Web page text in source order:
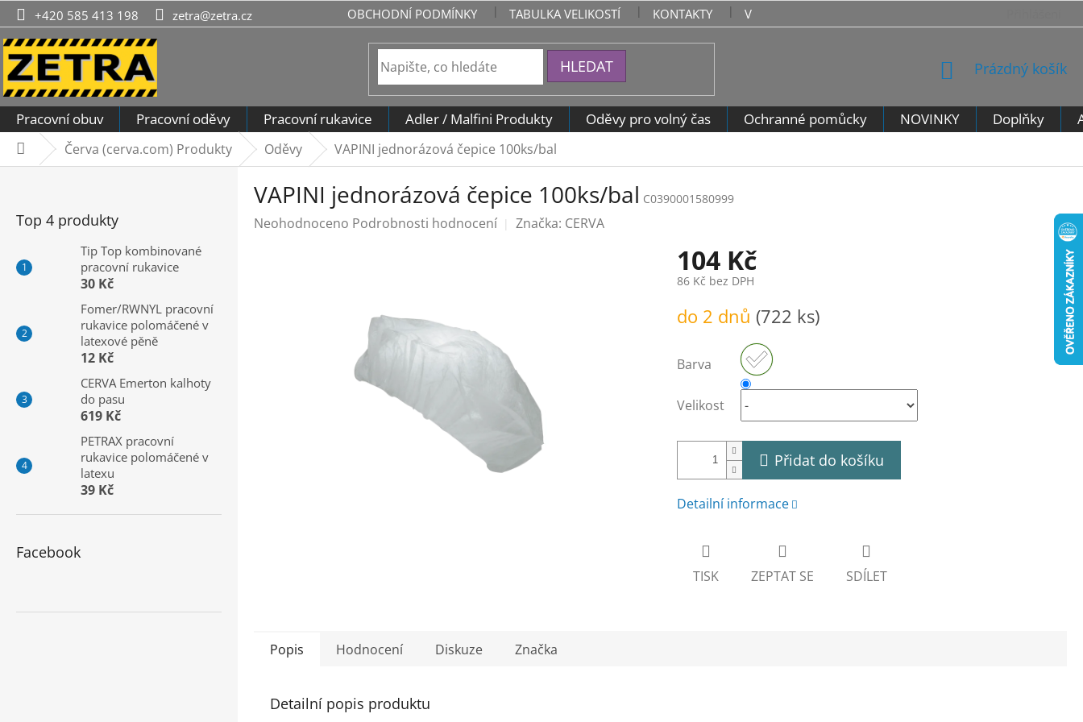
Přejít
na
obsah
+420 585 413 198 zetra@zetra.cz OBCHODNÍ PODMÍNKY TABULKA VELIKOSTÍ KONTAKTY VRÁCENÍ ZBOŽÍ - VZOROVÝ FORMULÁŘ PRO ODSTOUPENÍ
HLEDAT
NÁKUPNÍ
Prázdný košík
Pracovní obuv Pracovní oděvy Pracovní rukavice Adler / Malfini Produkty Oděvy pro volný čas Ochranné pomůcky NOVINKY Doplňky
DomůČerva (cerva.com) Produkty Oděvy VAPINI jednorázová čepice 100ks/bal
Top 4 produkty
Tip Top kombinované
pracovní rukavice
30 Kč
Fomer/RWNYL pracovní
rukavice polomáčené v
latexové pěně
12 Kč
CERVA Emerton kalhoty
do pasu
619 Kč
PETRAX pracovní
rukavice polomáčené v
latexu
39 Kč
Facebook
VAPINI jednorázová čepice 100ks/bal C0390001580999
Průměrné
Neohodnoceno Podrobnosti hodnocení Značka: CERVA
104 Kč
86 Kč bez DPH
cena:
do 2 dnů (722 ks)
Barva
Velikost
Přidat do košíku
Detailní informace
TISK ZEPTAT SE SDÍLET
Popis Hodnocení Diskuze Značka
Detailní popis produktu